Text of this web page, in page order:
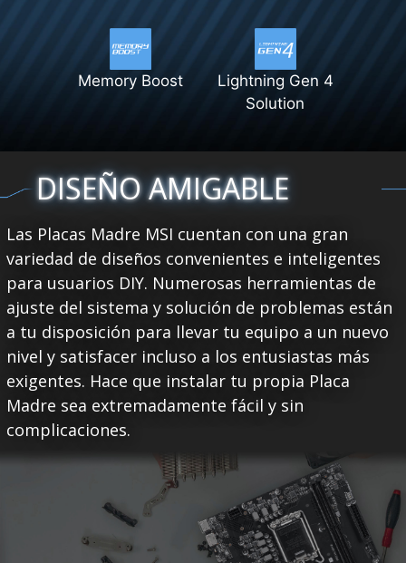
Memory Boost
Lightning Gen 4
Solution
DISEÑO AMIGABLE
Las Placas Madre MSI cuentan con una gran
variedad de diseños convenientes e inteligentes
para usuarios DIY. Numerosas herramientas de
ajuste del sistema y solución de problemas están
a tu disposición para llevar tu equipo a un nuevo
nivel y satisfacer incluso a los entusiastas más
exigentes. Hace que instalar tu propia Placa
Madre sea extremadamente fácil y sin
complicaciones.